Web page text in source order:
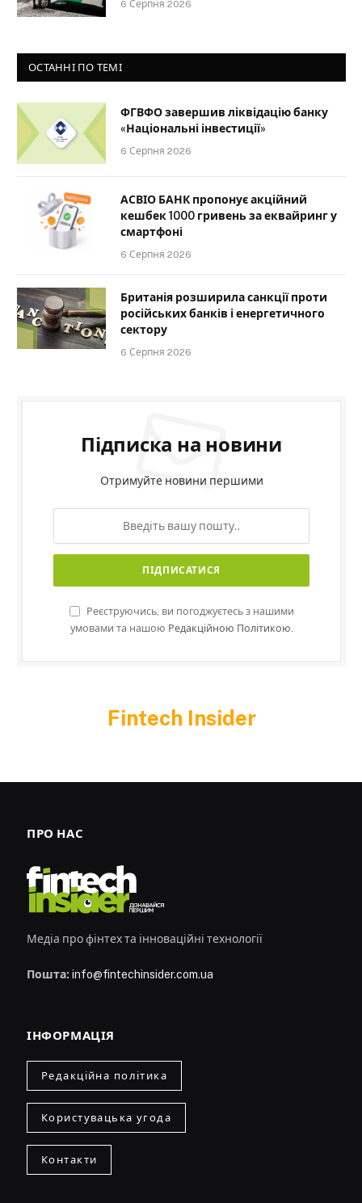
6 Серпня 2026
ОСТАННІ ПО ТЕМІ
ФГВФО завершив ліквідацію банку
«Національні інвестиції»
6 Серпня 2026
АСВІО БАНК пропонує акційний
кешбек 1000 гривень за еквайринг у
смартфоні
6 Серпня 2026
Британія розширила санкції проти
російських банків і енергетичного
сектору
6 Серпня 2026
Підписка на новини
Отримуйте новини першими
Реєструючись, ви погоджуєтесь з нашими
умовами та нашою Редакційною Політикою.
Fintech Insider
ПРО НАС
Медіа про фінтех та інноваційні технології
Пошта: info@fintechinsider.com.ua
ІНФОРМАЦІЯ
Редакційна політика
Користувацька угода
Контакти